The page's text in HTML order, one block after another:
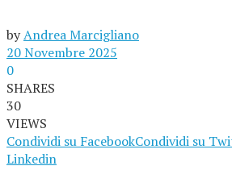
byAndrea Marcigliano
20 Novembre 2025
0
SHARES
30
VIEWS
Condividi su FacebookCondividi su
Linkedin